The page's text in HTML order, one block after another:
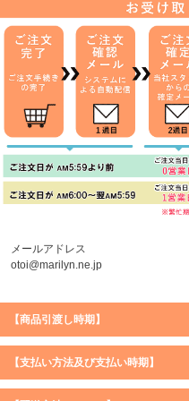
メールアドレス
otoi@marilyn.ne.jp
【商品引渡し時期】
【支払い方法及び支払い時期】